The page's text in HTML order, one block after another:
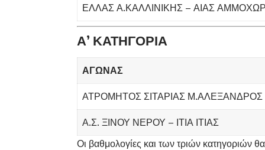
ΕΛΛΑΣ Α.ΚΑΛΛΙΝΙΚΗΣ – ΑΙΑΣ
Α’ ΚΑΤΗΓΟΡΙΑ
ΑΓΩΝΑΣ
ΑΤΡΟΜΗΤΟΣ ΣΙΤΑΡΙΑΣ
Α.Σ. ΞΙΝΟΥ ΝΕΡΟΥ – ΙΤΙΑ ΙΤΙΑΣ
Οι βαθμολογίες και των τριών κατηγοριών